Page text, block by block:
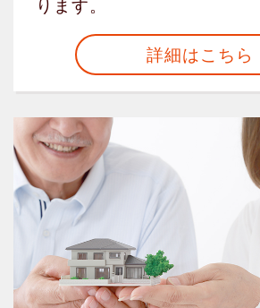
ります。
詳細はこちら